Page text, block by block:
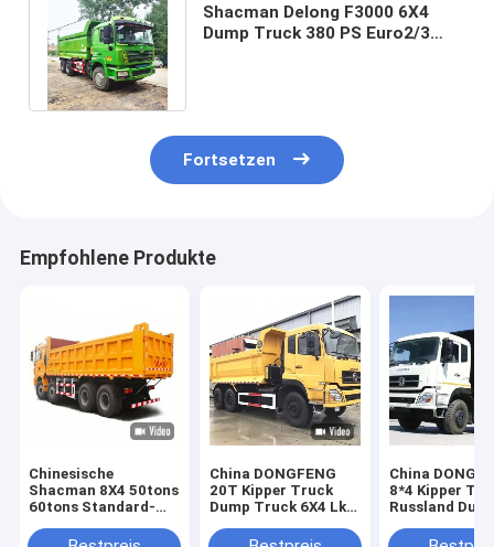
Shacman Delong F3000 6X4
Dump Truck 380 PS Euro2/3
Fortsetzen
Empfohlene Produkte
Chinesische
Shacman 8X4 50tons
60tons Standard-
Abmessungen
China DONGFENG
20T Kipper Truck
Dump Truck 6X4 Lkw
China
8*4 Kipper
Russland
Truck